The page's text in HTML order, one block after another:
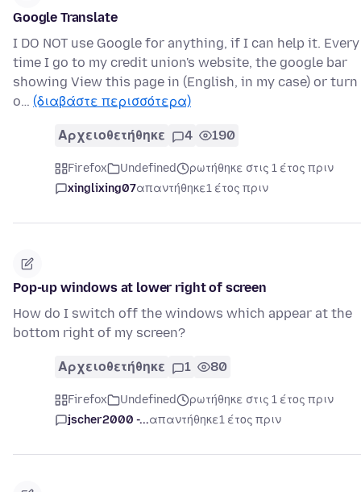
Google Translate
I DO NOT use Google for anything, if I can help it. Every
time I go to my credit union's website, the google bar
showing View this page in (English, in my case) or turn
o… (διαβάστε περισσότερα)
Αρχειοθετήθηκε 4 190
Firefox Undefined
ρωτήθηκε στις 1 έτος πριν
xinglixing07απαντήθηκε1 έτος πριν
Pop-up windows at lower right of screen
How do I switch off the windows which appear at the
bottom right of my screen?
Αρχειοθετήθηκε 1 80
Firefox Undefined
ρωτήθηκε στις 1 έτος πριν
jscher2000 -...απαντήθηκε1 έτος πριν